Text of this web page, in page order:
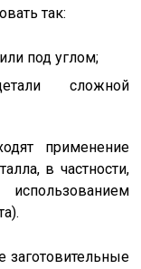
так:
под углом;
сложной
применение
в частности,
заготовительные